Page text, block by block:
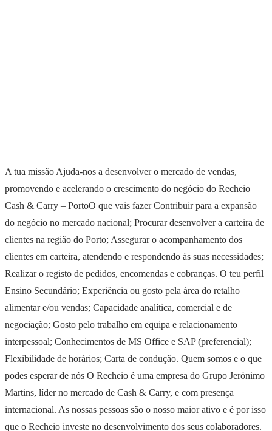
A tua missão Ajuda-nos a desenvolver o mercado de vendas,
promovendo e acelerando o crescimento do negócio do Recheio
Cash & Carry – PortoO que vais fazer Contribuir para a expansão
do negócio no mercado nacional; Procurar desenvolver a carteira de
clientes na região do Porto; Assegurar o acompanhamento dos
clientes em carteira, atendendo e respondendo às suas necessidades;
Realizar o registo de pedidos, encomendas e cobranças. O teu perfil
Ensino Secundário; Experiência ou gosto pela área do retalho
alimentar e/ou vendas; Capacidade analítica, comercial e de
negociação; Gosto pelo trabalho em equipa e relacionamento
interpessoal; Conhecimentos de MS Office e SAP (preferencial);
Flexibilidade de horários; Carta de condução. Quem somos e o que
podes esperar de nós O Recheio é uma empresa do Grupo Jerónimo
Martins, líder no mercado de Cash & Carry, e com presença
internacional. As nossas pessoas são o nosso maior ativo e é por isso
que o Recheio investe no desenvolvimento dos seus colaboradores.